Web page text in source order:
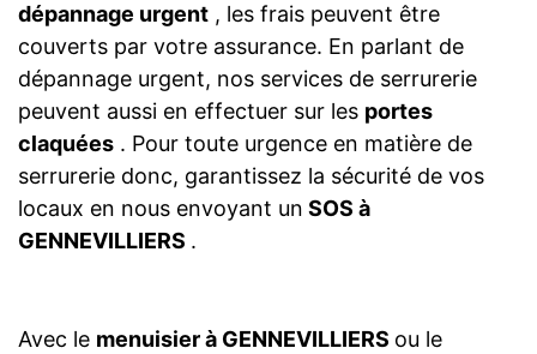
dépannage urgent , les frais peuvent être
couverts par votre assurance. En parlant de
dépannage urgent, nos services de serrurerie
peuvent aussi en effectuer sur les portes
claquées . Pour toute urgence en matière de
serrurerie donc, garantissez la sécurité de vos
locaux en nous envoyant un SOS à
GENNEVILLIERS .
Avec le menuisier à GENNEVILLIERS ou le